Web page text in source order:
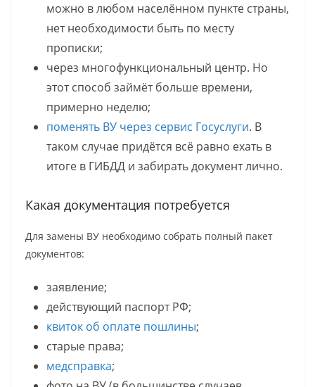
можно в любом населённом пункте страны,
нет необходимости быть по месту
прописки;
через многофункциональный центр. Но
этот способ займёт больше времени,
примерно неделю;
поменять ВУ через сервис Госуслуги. В
таком случае придётся всё равно ехать в
итоге в ГИБДД и забирать документ лично.
Какая документация потребуется
Для замены ВУ необходимо собрать полный пакет
документов:
заявление;
действующий паспорт РФ;
квиток об оплате пошлины;
старые права;
медсправка;